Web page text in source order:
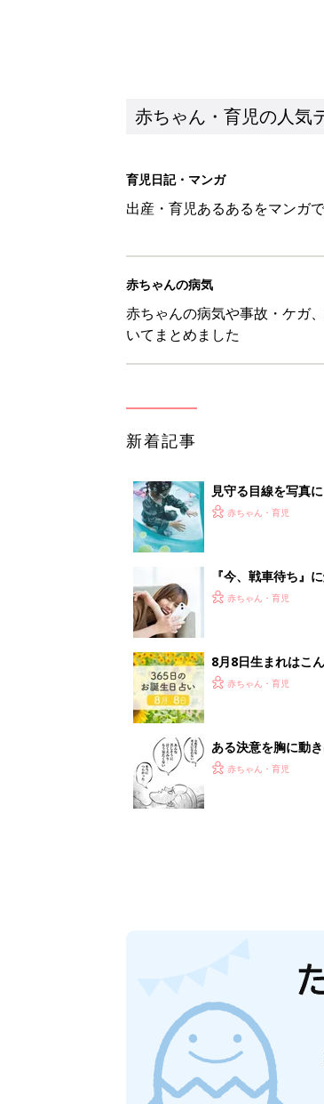
見守る目線を写真
赤ちゃん・育児
『今、戦車待ち』
赤ちゃん・育児
8月8日生まれはこ